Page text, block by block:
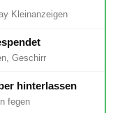
Kleinanzeigen
Geschirr
hinterlassen
fegen